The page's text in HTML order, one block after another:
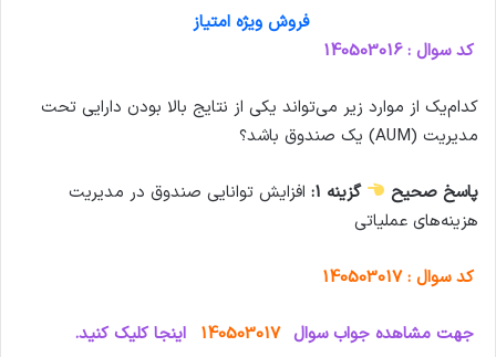
فروش ویژه امتیاز
کد سوال : 140503016
کدام‌یک از موارد زیر می‌تواند یکی از نتایج بالا بودن دارایی تحت
مدیریت (AUM) یک صندوق باشد؟
پاسخ صحیح گزینه 1:
افزایش توانایی صندوق در مدیریت
هزینه‌های عملیاتی
کد سوال : 140503017
جهت مشاهده جواب سوال 140503017 اینجا کلیک کنید.